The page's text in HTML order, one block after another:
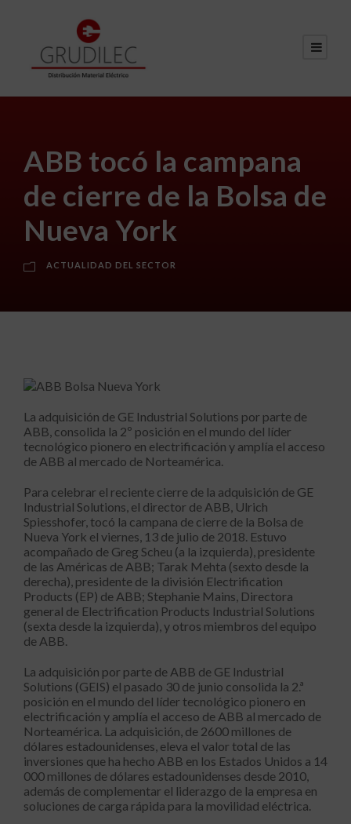
ABB tocó la campana
de cierre de la Bolsa de
Nueva York
ACTUALIDAD DEL SECTOR
La adquisición de GE Industrial Solutions por parte de
ABB, consolida la 2º posición en el mundo del líder
tecnológico pionero en electrificación y amplía el acceso
de ABB al mercado de Norteamérica.
Para celebrar el reciente cierre de la adquisición de GE
Industrial Solutions, el director de ABB, Ulrich
Spiesshofer, tocó la campana de cierre de la Bolsa de
Nueva York el viernes, 13 de julio de 2018. Estuvo
acompañado de Greg Scheu (a la izquierda), presidente
de las Américas de ABB; Tarak Mehta (sexto desde la
derecha), presidente de la división Electrification
Products (EP) de ABB; Stephanie Mains, Directora
general de Electrification Products Industrial Solutions
(sexta desde la izquierda), y otros miembros del equipo
de ABB.
La adquisición por parte de ABB de GE Industrial
Solutions (GEIS) el pasado 30 de junio consolida la 2.ª
posición en el mundo del líder tecnológico pionero en
electrificación y amplía el acceso de ABB al mercado de
Norteamérica. La adquisición, de 2600 millones de
dólares estadounidenses, eleva el valor total de las
inversiones que ha hecho ABB en los Estados Unidos a 14
000 millones de dólares estadounidenses desde 2010,
además de complementar el liderazgo de la empresa en
soluciones de carga rápida para la movilidad eléctrica.